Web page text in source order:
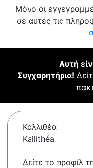
Μόνο οι
σε αυτές τις
Αυτή
Συγχαρητήρια!
Καλλιθέα
Kallithéa
Δείτε το προφίλ